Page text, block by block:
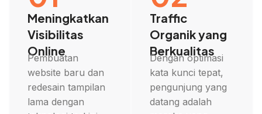
Meningkatkan
Visibilitas
Online
Pembuatan
website baru dan
redesain tampilan
lama dengan
Traffic
Organik yang
Berkualitas
Dengan optimasi
kata kunci tepat,
pengunjung yang
datang adalah